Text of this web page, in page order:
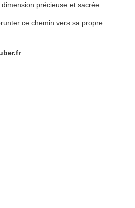
précieuse et sacrée.
ce chemin vers sa propre